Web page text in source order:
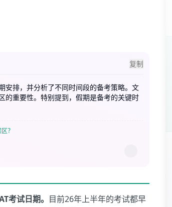
复制
安排，并分析了不同时间段的备考策略。文
的重要性。特别提到，假期是备考的关键时
？
考试日期。 目前26年上半年的考试都早